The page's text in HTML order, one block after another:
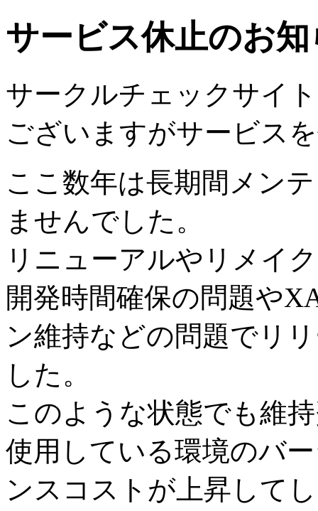
サービス休止のお
サークルチェックサイ
ございますがサービス
ここ数年は長期間メン
ませんでした。
リニューアルやリメイ
開発時間確保の問題や
ン維持などの問題でリ
した。
このような状態でも維
使用している環境のバ
ンスコストが上昇して